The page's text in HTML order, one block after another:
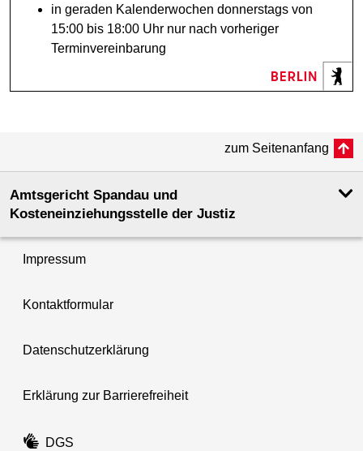
in geraden Kalenderwochen donnerstags von
15:00 bis 18:00 Uhr nur nach vorheriger
Terminvereinbarung
zum Seitenanfang
Amtsgericht Spandau und
Kosteneinziehungsstelle der Justiz
Impressum
Kontaktformular
Datenschutzerklärung
Erklärung zur Barrierefreiheit
DGS